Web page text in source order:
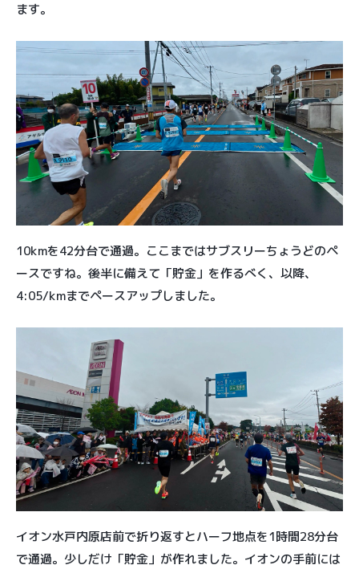
ます。
10kmを42分台で通過。ここまではサブスリーちょうどのペ
ースですね。後半に備えて「貯金」を作るべく、以降、
4:05/kmまでペースアップしました。
イオン水戸内原店前で折り返すとハーフ地点を1時間28分台
で通過。少しだけ「貯金」が作れました。イオンの手前には